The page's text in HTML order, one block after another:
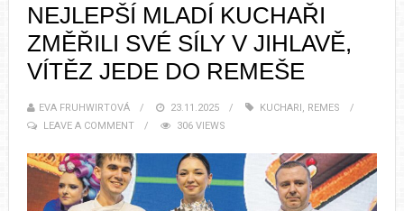
NEJLEPŠÍ MLADÍ KUCHAŘI
ZMĚŘILI SVÉ SÍLY V JIHLAVĚ,
VÍTĚZ JEDE DO REMEŠE
EVA FRUHWIRTOVÁ 23.11.2025 KUCHARI, REMES
LEAVE A COMMENT
306 VIEWS